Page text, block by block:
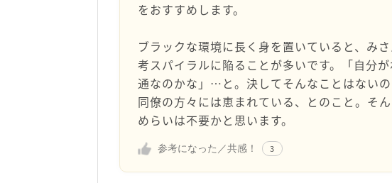
をおすすめします。
ブラックな環境に長く身を置いていると、み
考スパイラルに陥ることが多いです。「自分
通なのかな」…と。決してそんなことはない
同僚の方々には恵まれている、とのこと。そ
めらいは不要かと思います。
参考になった／共感！ 3